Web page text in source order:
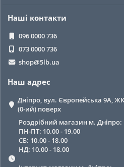
Наші контакти
096 0000 736
073 0000 736
shop@5lb.ua
Наш адрес
Дніпро, вул. Європейська 9А,
(0-ий) поверх
Роздрібний магазин м. Дніпро:
ПН-ПТ: 10.00 - 19.00
СБ: 10.00 - 18.00
НД: 10.00 - 18.00